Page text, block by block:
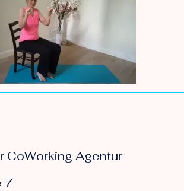
CoWorking Agentur
7